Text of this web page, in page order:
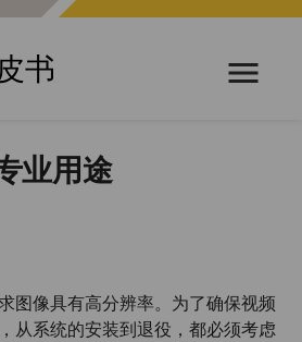
书
业用途
图像具有高分辨率。为了确保视频
从系统的安装到退役，都必须考虑